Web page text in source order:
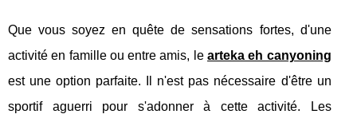
Que vous soyez en quête de sensations fortes, d'une
activité en famille ou entre amis, learteka eh canyoning
est une option parfaite. Il n'est pas nécessaire d'être un
sportif aguerri pour s'adonner à cette activité. Les